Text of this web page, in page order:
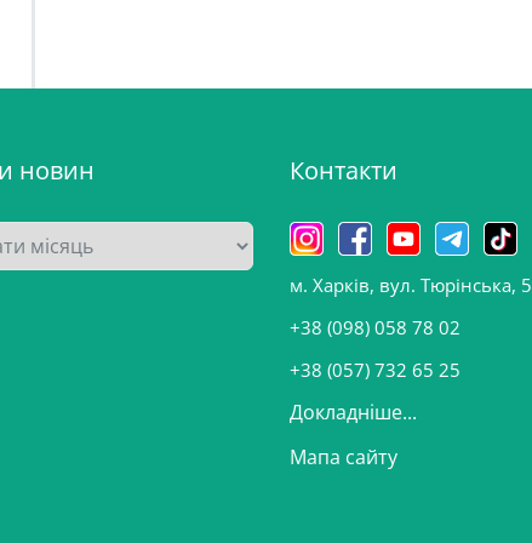
новин Контакти
м. Харків, вул. Тюрінська, 5
+38 (098) 058 78 02
+38 (057) 732 65 25
Докладніше...
Мапа сайту